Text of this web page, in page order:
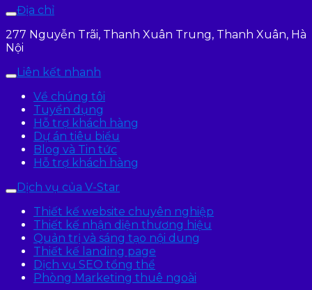
Địa chỉ
277 Nguyễn Trãi, Thanh Xuân Trung, Thanh Xuân, Hà
Nội
Liên kết nhanh
Về chúng tôi
Tuyển dụng
Hỗ trợ khách hàng
Dự án tiêu biểu
Blog và Tin tức
Hỗ trợ khách hàng
Dịch vụ của V-Star
Thiết kế website chuyên nghiệp
Thiết kế nhận diện thương hiệu
Quản trị và sáng tạo nội dung
Thiết kế landing page
Dịch vụ SEO tổng thể
Phòng Marketing thuê ngoài